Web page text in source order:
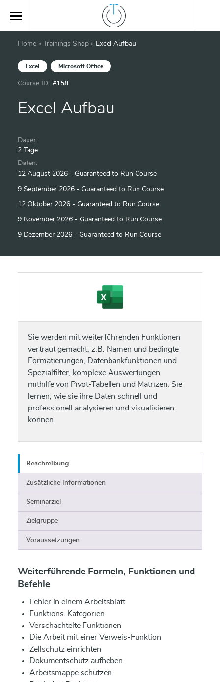
Home » Trainings Shop » Excel Aufbau
Excel Microsoft Office
Course ID: #158
Excel Aufbau
Dauer:
2 Tage
Daten:
12 August 2026 - Guaranteed to Run Course
9 September 2026 - Guaranteed to Run Course
12 Oktober 2026 - Guaranteed to Run Course
9 November 2026 - Guaranteed to Run Course
9 Dezember 2026 - Guaranteed to Run Course
Sie werden mit weiterführenden Funktionen
vertraut gemacht, z.B. Namen und bedingte
Formatierungen, Datenbankfunktionen und
Spezialfilter, komplexe Auswertungen
mithilfe von Pivot-Tabellen und Matrizen. Sie
lernen, wie sie ihre Daten schnell und
professionell analysieren und visualisieren
können.
Beschreibung
Zusätzliche Informationen
Seminarziel
Zielgruppe
Voraussetzungen
Weiterführende Formeln, Funktionen und
Befehle
Fehler in einem Arbeitsblatt
Funktions-Kategorien
Verschachtelte Funktionen
Die Arbeit mit einer Verweis-Funktion
Zellschutz einrichten
Dokumentschutz aufheben
Arbeitsmappe schützen